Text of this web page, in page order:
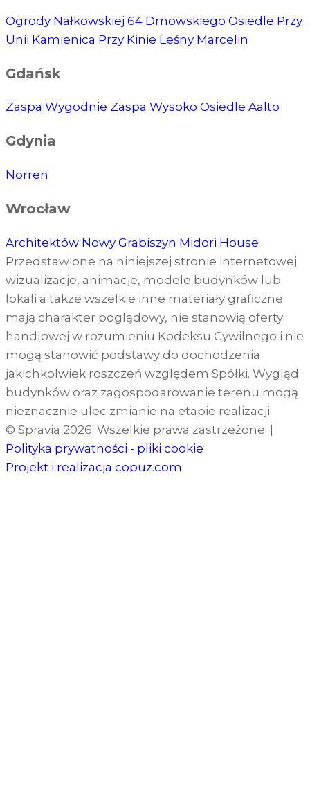
Ogrody Nałkowskiej 64 Dmowskiego Osiedle Przy
Unii Kamienica Przy Kinie Leśny Marcelin
Gdańsk
Zaspa Wygodnie Zaspa Wysoko Osiedle Aalto
Gdynia
Norren
Wrocław
Architektów Nowy Grabiszyn Midori House
Przedstawione na niniejszej stronie internetowej
wizualizacje, animacje, modele budynków lub
lokali a także wszelkie inne materiały graficzne
mają charakter poglądowy, nie stanowią oferty
handlowej w rozumieniu Kodeksu Cywilnego i nie
mogą stanowić podstawy do dochodzenia
jakichkolwiek roszczeń względem Spółki. Wygląd
budynków oraz zagospodarowanie terenu mogą
nieznacznie ulec zmianie na etapie realizacji.
© Spravia 2026. Wszelkie prawa zastrzeżone. |
Polityka prywatności - pliki cookie
Projekt i realizacja copuz.com